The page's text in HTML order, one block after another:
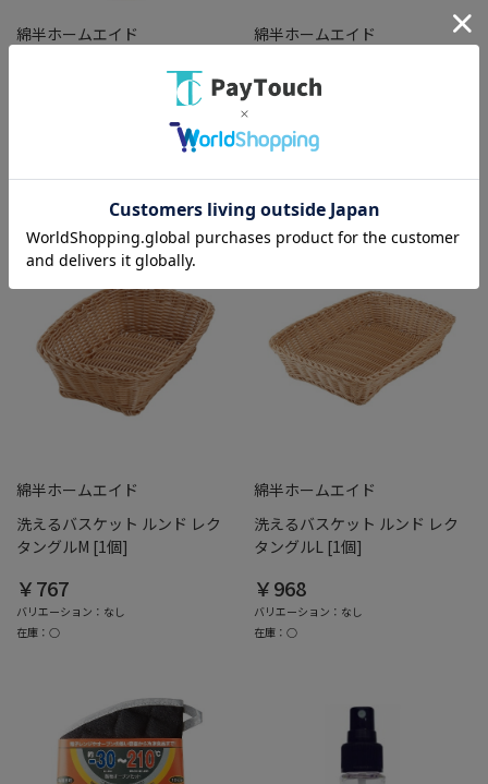
綿半ホームエイド
ふりかけケース TW92 BK
在庫：○
綿半ホームエイド
バル [1個]
￥657
バリエーション：なし
在庫：○
綿半ホームエイド
洗えるバスケット ルンド レク
タングルM [1個]
￥767
バリエーション：なし
在庫：○
綿半ホームエイド
洗えるバスケット ルンド レク
タングルL [1個]
￥968
バリエーション：なし
在庫：○